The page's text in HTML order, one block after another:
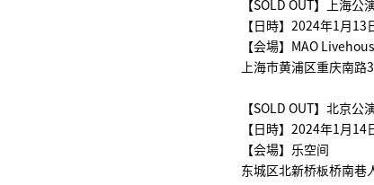
【SOLD OUT】上海公
【日時】2024年1月13
【会場】MAO
上海市黄浦区重庆南路
【SOLD OUT】北京公
【日時】2024年1月14
【会場】乐空间
东城区北新桥板桥南巷